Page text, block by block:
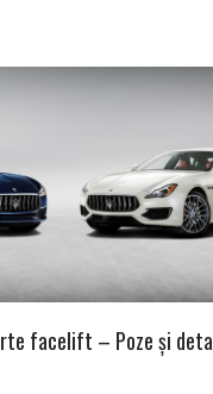
facelift – Poze și